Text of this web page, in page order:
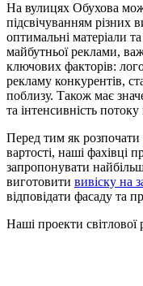
На вулицях Обухова
підсвічуванням різних
оптимальні матеріали
майбутньої реклами,
ключових факторів:
рекламу конкурентів,
поблизу. Також має
та інтенсивність потоку
Перед тим як розпочати
вартості, наші фахівці
запропонувати
виготовити вивіску на
відповідати фасаду та
Наші проекти світлової